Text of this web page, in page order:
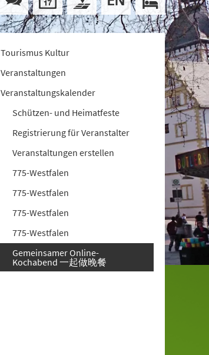
Tourismus Kultur
Veranstaltungen
Veranstaltungskalender
Schützen- und Heimatfeste
Registrierung für Veranstalter
Veranstaltungen erstellen
775-Westfalen
775-Westfalen
775-Westfalen
775-Westfalen
Gemeinsamer Online-
Kochabend 一起做晚餐